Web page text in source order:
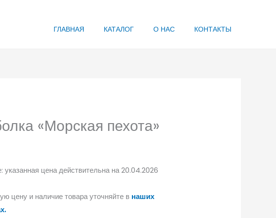
ГЛАВНАЯ КАТАЛОГ О НАС КОНТАКТЫ
«Морская пехота»
указанная цена действительна на 20.04.2026
цену и наличие товара уточняйте в наших